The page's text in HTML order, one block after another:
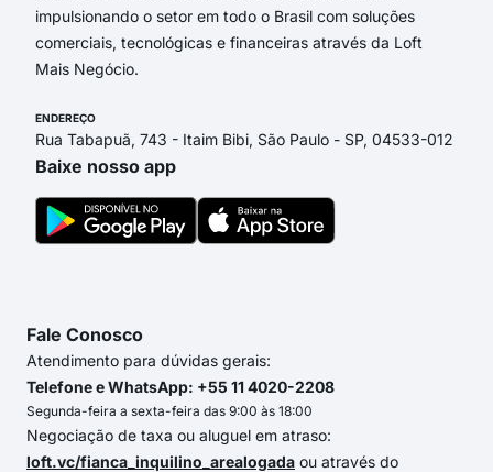
impulsionando o setor em todo o Brasil com soluções
comerciais, tecnológicas e financeiras através da Loft
Mais Negócio.
ENDEREÇO
Rua Tabapuã, 743 - Itaim Bibi, São Paulo - SP, 04533-012
Baixe nosso app
Fale Conosco
Atendimento para dúvidas gerais:
Telefone e WhatsApp: +55 11 4020-2208
Segunda-feira a sexta-feira das 9:00 às 18:00
Negociação de taxa ou aluguel em atraso:
loft.vc/fianca_inquilino_arealogada ou através do